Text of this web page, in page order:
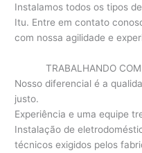
Instalamos todos os tipos
Itu. Entre em contato
com nossa agilidade e
TRABALHANDO
Nosso diferencial é a
justo.
Experiência e uma equipe
Instalação de
técnicos exigidos pelos